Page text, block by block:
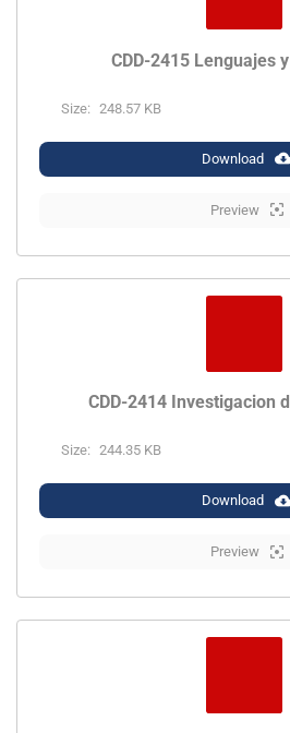
CDD-2415 Lenguajes
Size: 248.57 KB
Download
Preview
CDD-2414 Investigacion
Size: 244.35 KB
Download
Preview